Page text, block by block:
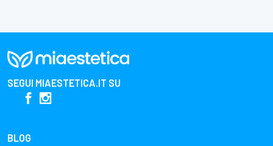
SEGUI MIAESTETICA.IT SU
BLOG